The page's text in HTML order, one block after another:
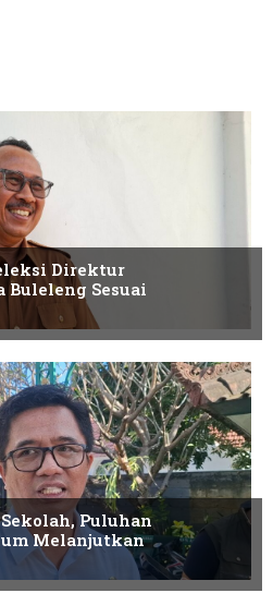
Direktur
Buleleng Sesuai
Puluhan
Melanjutkan